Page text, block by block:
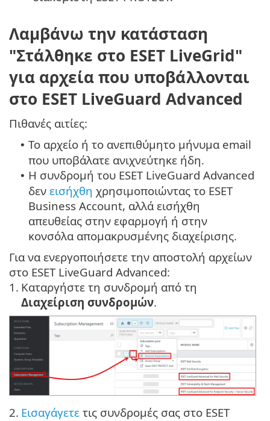
Λαμβάνω την κατάσταση
"Στάλθηκε στο ESET LiveGrid"
για αρχεία που υποβάλλονται
στο ESET LiveGuard Advanced
Πιθανές αιτίες:
• Το αρχείο ή το ανεπιθύμητο μήνυμα email
που υποβάλατε ανιχνεύτηκε ήδη.
• Η συνδρομή του ESET LiveGuard Advanced
δεν εισήχθη χρησιμοποιώντας το ESET
Business Account, αλλά εισήχθη
απευθείας στην εφαρμογή ή στην
κονσόλα απομακρυσμένης διαχείρισης.
Για να ενεργοποιήσετε την αποστολή αρχείων
στο ESET LiveGuard Advanced:
1. Καταργήστε τη συνδρομή από τη
Διαχείριση συνδρομών.
2. Εισαγάγετε τις συνδρομές σας στο ESET